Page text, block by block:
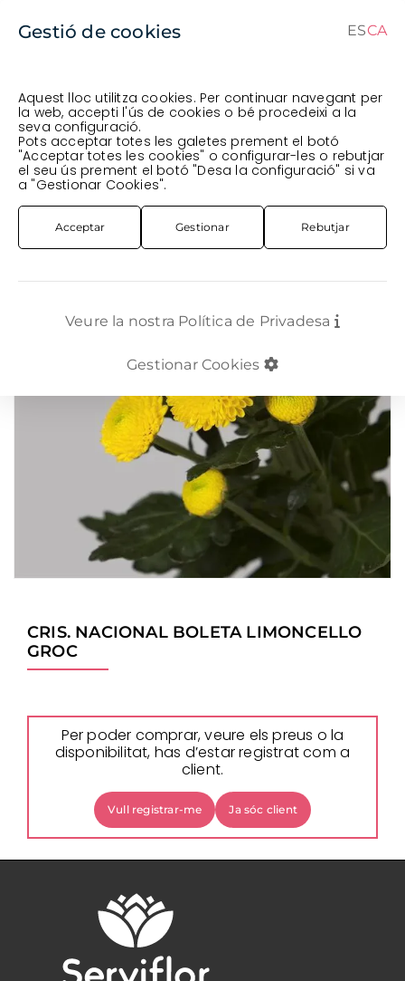
CAES
Comanda en curs (prevista per al) · Transportista
Veure comanda
FLOR TALLADA
CRISANTEM
CRIS. NACIONAL BOLETA LIMONCELLO GROC
CRIS. NACIONAL BOLETA LIMONCELLO
GROC
Per poder comprar, veure els preus o la
disponibilitat, has d’estar registrat com a
client.
Vull registrar-me Ja sóc client
Gestió de cookies ESCA
Aquest lloc utilitza cookies. Per continuar navegant per
la web, accepti l'ús de cookies o bé procedeixi a la
seva configuració.
Pots acceptar totes les galetes prement el botó
"Acceptar totes les cookies" o configurar-les o rebutjar
el seu ús prement el botó "Desa la configuració" si va
a "Gestionar Cookies".
Acceptar Gestionar Rebutjar
Veure la nostra Política de Privadesa
Gestionar Cookies